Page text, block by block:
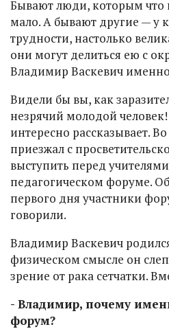
Бывают люди, которым что
мало. А бывают другие — у
трудности, настолько
они могут делиться ею с
Владимир Васкевич
Видели бы вы, как
незрячий молодой
интересно рассказывает.
приезжал с
выступить перед
педагогическом форуме.
первого дня участники
говорили.
Владимир Васкевич
физическом смысле он слеп
зрение от рака сетчатки.
- Владимир, почему
форум?